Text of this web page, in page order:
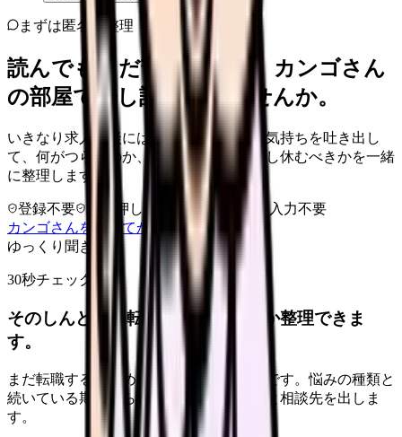
まずは匿名で整理
読んでもまだ苦しいなら、カンゴさん
の部屋で少し話してみませんか。
いきなり求人相談には進みません。今の気持ちを吐き出し
て、何がつらいのか、辞めるべきか、少し休むべきかを一緒
に整理します。
登録不要 求人押し売りなし
病院名は入力不要
カンゴさんを知ってから相談する
ゆっくり聞きます
30秒チェック
そのしんどさ、転職すべきサインか整理できま
す。
まだ転職すると決めていなくても大丈夫です。悩みの種類と
続いている期間から、次に見るべき記事と相談先を出しま
す。